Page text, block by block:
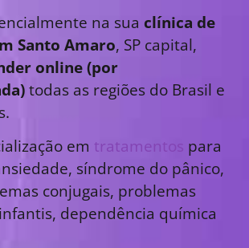
na sua clínica de
Santo Amaro, SP capital,
online (por
todas as regiões do Brasil e
em tratamentos para
síndrome do pânico,
conjugais, problemas
dependência química